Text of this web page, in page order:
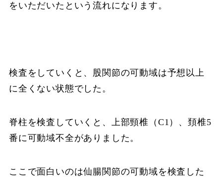
をいただいたという流れになります。
検査をしていくと、股関節の可動域は予想以上
に全くない状態でした。
脊柱を検査していくと、上部頸椎（C1）、頚椎5
番に可動域不全がありました。
ここで面白いのは仙腸関節の可動域を検査した